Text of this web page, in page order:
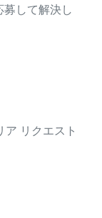
して解決し
ア リクエスト